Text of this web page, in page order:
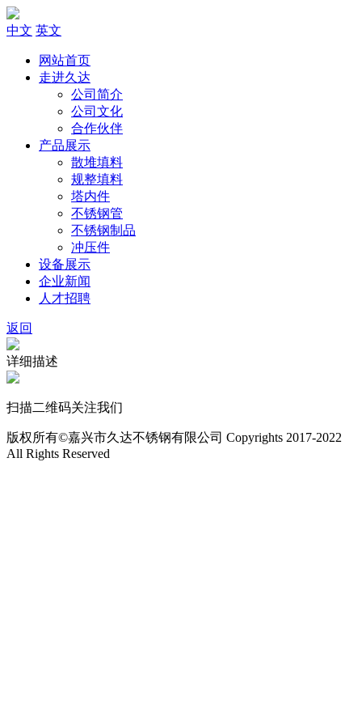
中文 英文
网站首页
走进久达
公司简介
公司文化
合作伙伴
产品展示
散堆填料
规整填料
塔内件
不锈钢管
不锈钢制品
冲压件
设备展示
企业新闻
人才招聘
返回
详细描述
扫描二维码关注我们
版权所有©嘉兴市久达不锈钢有限公司 Copyrights 2017-2022
All Rights Reserved